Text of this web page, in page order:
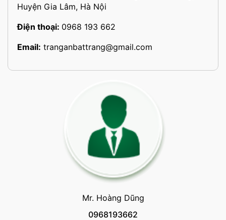
Huyện Gia Lâm, Hà Nội
Điện thoại: 0968 193 662
Email: tranganbattrang@gmail.com
Mr. Hoàng Dũng
0968193662